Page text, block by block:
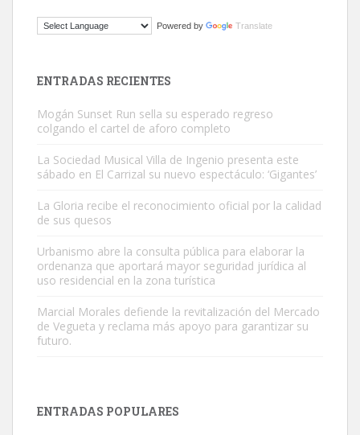
El ayuntamiento se va a llevar a Los Gatos callejeros de la zona los
Este gato macho ha aparecido en la calle hace menos de un mes,
Leales.org » Gran Canaria | 9.7.2025
Powered by Translate
ENTRADAS RECIENTES
Mogán Sunset Run sella su esperado regreso
colgando el cartel de aforo completo
La Sociedad Musical Villa de Ingenio presenta este
sábado en El Carrizal su nuevo espectáculo: ‘Gigantes’
La Gloria recibe el reconocimiento oficial por la calidad
de sus quesos
Urbanismo abre la consulta pública para elaborar la
ordenanza que aportará mayor seguridad jurídica al
uso residencial en la zona turística
Marcial Morales defiende la revitalización del Mercado
de Vegueta y reclama más apoyo para garantizar su
futuro.
ENTRADAS POPULARES